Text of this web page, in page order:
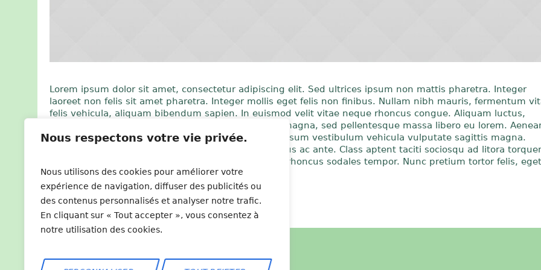
Nous respectons votre vie privée.
Nous utilisons des cookies pour améliorer votre
expérience de navigation, diffuser des publicités ou
des contenus personnalisés et analyser notre trafic.
En cliquant sur « Tout accepter », vous consentez à
notre utilisation des cookies.
Lorem ipsum dolor sit amet, consectetur adipiscing elit. Sed ultrices ipsum non mattis pharetra. Integer
laoreet non felis sit amet pharetra. Integer mollis eget felis non finibus. Nullam nibh mauris, fermentum
felis vehicula, aliquam bibendum sapien. In euismod velit vitae neque rhoncus congue. Aliquam luctus,
sapien in consectetur cursus, quam urna euismod magna, sed pellentesque massa libero eu lorem.
rhoncus gravida nisl vel pretium. Nam ac nisl non ipsum vestibulum vehicula vulputate sagittis magna.
Aenean est nisl, convallis volutpat tempor ac, tempus ac ante. Class aptent taciti sociosqu ad litora
per conubia nostra, per inceptos himenaeos. Fusce rhoncus sodales tempor. Nunc pretium tortor felis, eget
cursus magna accumsan a.